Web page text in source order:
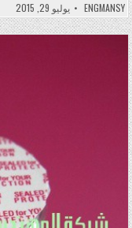
ENGMANSY يوليو 29, 2015